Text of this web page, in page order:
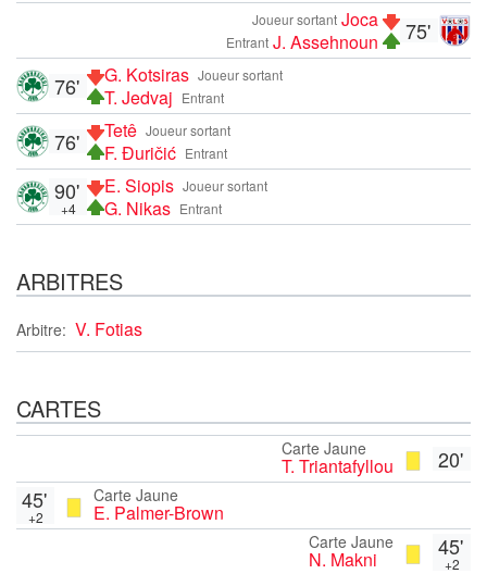
75'
Joueur sortant Joca
Entrant J. Assehnoun
Joueur sortant
G. Kotsiras
Entrant
T. Jedvaj
76'
Joueur sortant
Tetê
Entrant
F. Đuričić
76'
Joueur sortant
E. Siopis
Entrant
G. Nikas
90'
+4
ARBITRES
Arbitre: V. Fotias
CARTES
20'
Carte Jaune
T. Triantafyllou
Carte Jaune
E. Palmer-Brown
45'
+2
45'
+2
Carte Jaune
N. Makni